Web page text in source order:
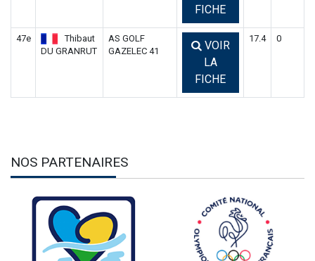
FICHE
47e
Thibaut
DU GRANRUT
AS GOLF
GAZELEC 41
VOIR
LA
FICHE
17.4 0
NOS PARTENAIRES